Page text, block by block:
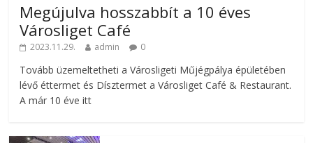
Megújulva hosszabbít a 10 éves
Városliget Café
2023.11.29. admin 0
Tovább üzemeltetheti a Városligeti Műjégpálya épületében
lévő éttermet és Dísztermet a Városliget Café & Restaurant.
A már 10 éve itt